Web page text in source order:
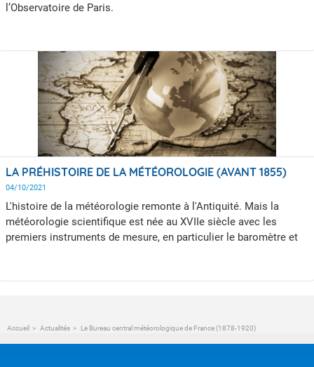
l’Observatoire de Paris.
LA PRÉHISTOIRE DE LA MÉTÉOROLOGIE (AVANT 1855)
04/10/2021
L'histoire de la météorologie remonte à l'Antiquité. Mais la
météorologie scientifique est née au XVIIe siècle avec les
premiers instruments de mesure, en particulier le baromètre et
Accueil Actualités Le Bureau central météorologique de France (1878-1920)